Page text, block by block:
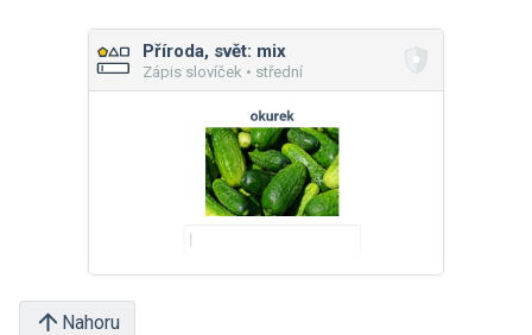
Příroda, svět: mix
Zápis slovíček • střední
Nahoru